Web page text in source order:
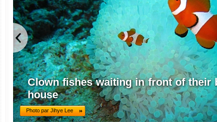
Clown fishes waiting in front of their
house
Photo par Jihye Lee